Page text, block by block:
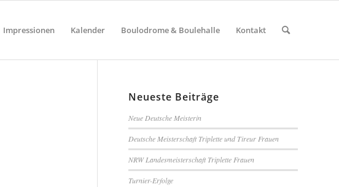
Impressionen Kalender Boulodrome & Boulehalle Kontakt
Neueste Beiträge
Neue Deutsche Meisterin
Deutsche Meisterschaft Triplette und Tireur Frauen
NRW Landesmeisterschaft Triplette Frauen
Turnier-Erfolge